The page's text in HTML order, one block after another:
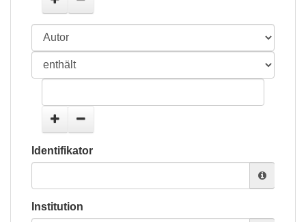
Identifikator
Institution